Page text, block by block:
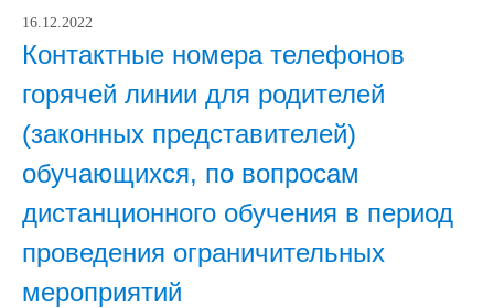
16.12.2022
Контактные номера телефонов
горячей линии для родителей
(законных представителей)
обучающихся, по вопросам
дистанционного обучения в период
проведения ограничительных
мероприятий